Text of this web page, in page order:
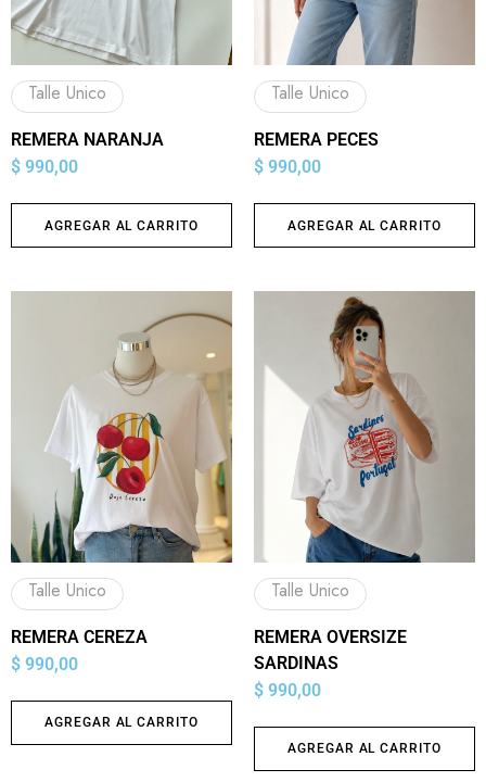
Talle Unico
REMERA NARANJA
$ 990,00
AGREGAR AL CARRITO
Talle Unico
REMERA PECES
$ 990,00
AGREGAR AL CARRITO
Talle Unico
REMERA CEREZA
$ 990,00
AGREGAR AL CARRITO
Talle Unico
REMERA OVERSIZE
SARDINAS
$ 990,00
AGREGAR AL CARRITO